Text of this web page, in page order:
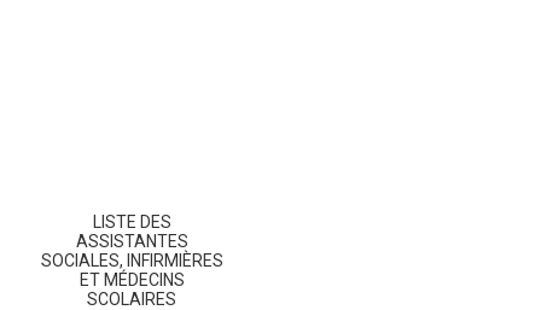
LISTE DES
ASSISTANTES
SOCIALES, INFIRMIÈRES
ET MÉDECINS
SCOLAIRES